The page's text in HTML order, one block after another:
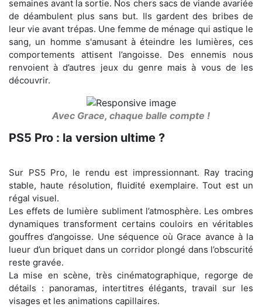
semaines avant la sortie. Nos chers sacs de viande avariée
de déambulent plus sans but. Ils gardent des bribes de
leur vie avant trépas. Une femme de ménage qui astique le
sang, un homme s'amusant à éteindre les lumières, ces
comportements attisent l’angoisse. Des ennemis nous
renvoient à d’autres jeux du genre mais à vous de les
découvrir.
Avec Grace, chaque balle compte !
PS5 Pro : la version ultime ?
Sur PS5 Pro, le rendu est impressionnant. Ray tracing
stable, haute résolution, fluidité exemplaire. Tout est un
régal visuel.
Les effets de lumière subliment l’atmosphère. Les ombres
dynamiques transforment certains couloirs en véritables
gouffres d’angoisse. Une séquence où Grace avance à la
lueur d’un briquet dans un corridor plongé dans l’obscurité
reste gravée.
La mise en scène, très cinématographique, regorge de
détails : panoramas, intertitres élégants, travail sur les
visages et les animations capillaires.